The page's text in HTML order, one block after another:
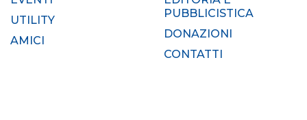
UTILITY
AMICI
PUBBLICISTICA
DONAZIONI
CONTATTI